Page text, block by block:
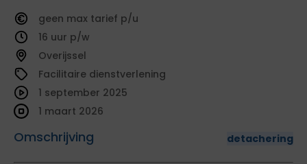
geen
tarief
16
Overijssel
Facilitaire dienstverlening
Omschrijving detachering
1 september 2025
1 maart 2026